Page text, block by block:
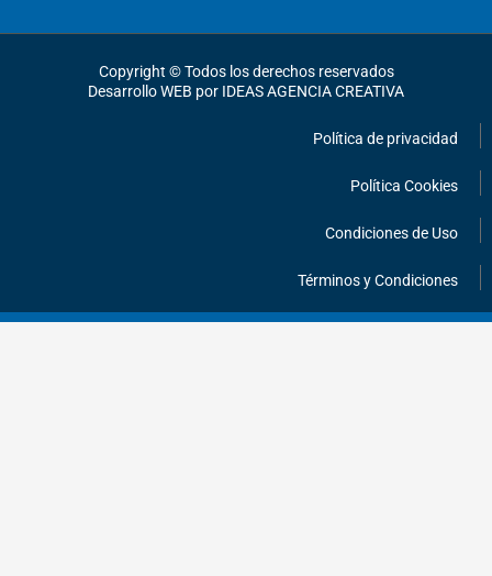
b
o
k
a
r
a
m
u
e
Copyright © Todos los derechos reservados
Desarrollo WEB por IDEAS AGENCIA CREATIVA
Política de privacidad
Política Cookies
Condiciones de Uso
Términos y Condiciones